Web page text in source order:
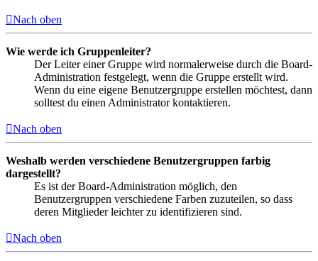
Nach oben
Wie werde ich Gruppenleiter?
Der Leiter einer Gruppe wird normalerweise durch die Board-
Administration festgelegt, wenn die Gruppe erstellt wird.
Wenn du eine eigene Benutzergruppe erstellen möchtest, dann
solltest du einen Administrator kontaktieren.
Nach oben
Weshalb werden verschiedene Benutzergruppen farbig
dargestellt?
Es ist der Board-Administration möglich, den
Benutzergruppen verschiedene Farben zuzuteilen, so dass
deren Mitglieder leichter zu identifizieren sind.
Nach oben